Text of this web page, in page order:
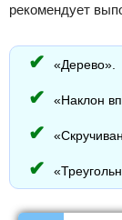
рекомендует
«Дерево».
«Наклон